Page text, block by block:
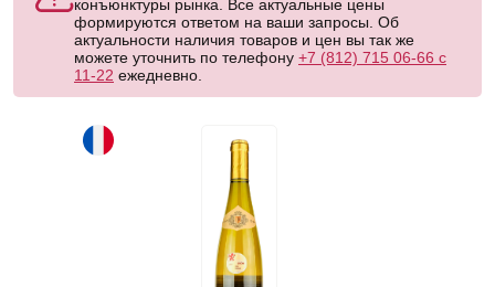
конъюнктуры рынка. Все актуальные цены
формируются ответом на ваши запросы. Об
актуальности наличия товаров и цен вы так же
можете уточнить по телефону +7 (812) 715 06-66 с
11-22 ежедневно.